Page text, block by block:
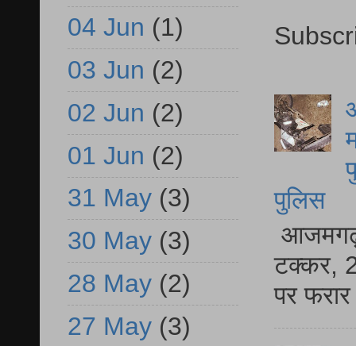
पुलिस
आजमगढ़
टक्कर,
पर
04 Jun (1)
03 Jun (2)
02 Jun (2)
01 Jun (2)
31 May (3)
30 May (3)
28 May (2)
27 May (3)